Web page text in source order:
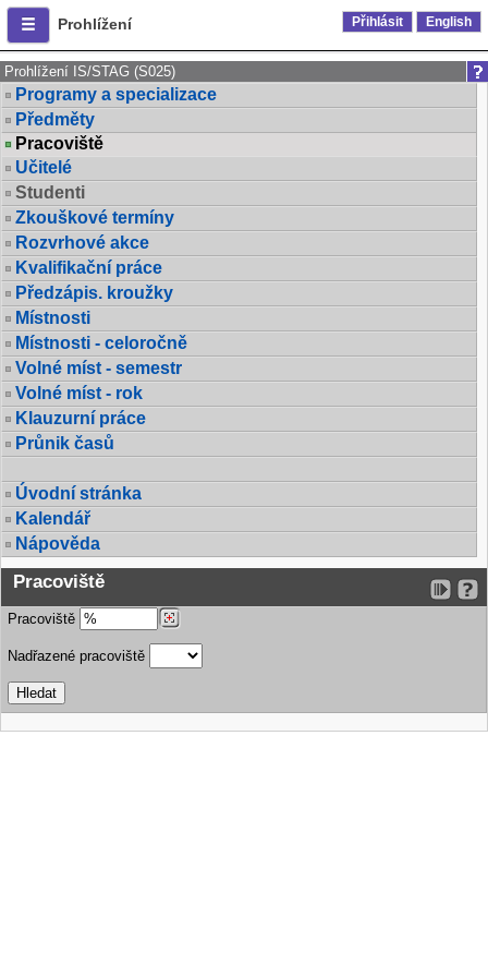
Prohlížení Přihlásit English
Prohlížení IS/STAG (S025)
Programy a specializace
Předměty
Pracoviště
Učitelé
Studenti
Zkouškové termíny
Rozvrhové akce
Kvalifikační práce
Předzápis. kroužky
Místnosti
Místnosti - celoročně
Volné míst - semestr
Volné míst - rok
Klauzurní práce
Průnik časů
Úvodní stránka
Kalendář
Nápověda
Pracoviště
Pracoviště
Nadřazené pracoviště